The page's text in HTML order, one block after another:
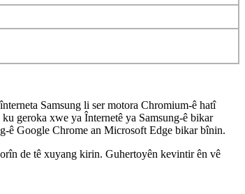
înterneta Samsung li ser motora Chromium-ê hatî
ku geroka xwe ya Înternetê ya Samsung-ê bikar
-ê Google Chrome an Microsoft Edge bikar bînin.
în de tê xuyang kirin. Guhertoyên kevintir ên vê